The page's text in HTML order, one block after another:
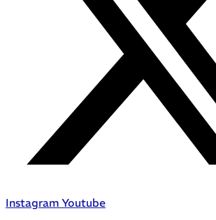
Instagram Youtube